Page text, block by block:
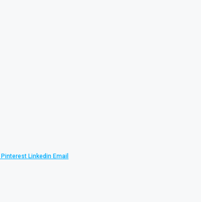
Pinterest Linkedin Email